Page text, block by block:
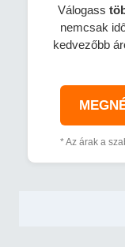
Válogass
nemcsak
kedvezőbb
* Az árak a